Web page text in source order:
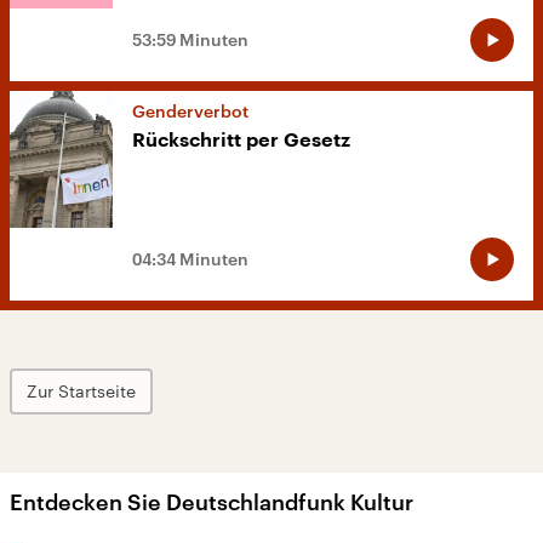
53:59 Minuten
Genderverbot
Rückschritt per Gesetz
04:34 Minuten
Zur Startseite
Entdecken Sie Deutschlandfunk Kultur